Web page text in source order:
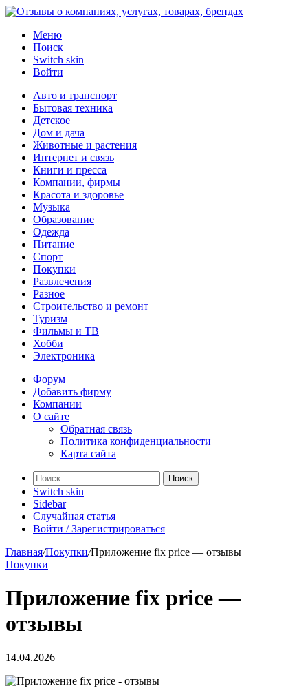
Меню
Поиск
Switch skin
Войти
Авто и транспорт
Бытовая техника
Детское
Дом и дача
Животные и растения
Интернет и связь
Книги и пресса
Компании, фирмы
Красота и здоровье
Музыка
Образование
Одежда
Питание
Спорт
Покупки
Развлечения
Разное
Строительство и ремонт
Туризм
Фильмы и ТВ
Хобби
Электроника
Форум
Добавить фирму
Компании
О сайте
Обратная связь
Политика конфиденциальности
Карта сайта
Поиск
Switch skin
Sidebar
Случайная статья
Войти / Зарегистрироваться
Главная/Покупки/Приложение fix price — отзывы
Покупки
Приложение fix price —
отзывы
14.04.2026